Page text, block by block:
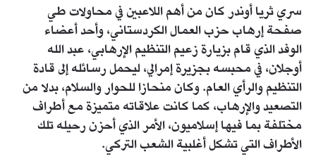
سري ثريا أوندر كان من أهم اللاعبين في محاولات طي
صفحة إرهاب حزب العمال الكردستاني، وأحد أعضاء
الوفد الذي قام بزيارة زعيم التنظيم الإرهابي، عبد الله
أوجلان، في محبسه بجزيرة إمرالي، ليحمل رسائله إلى قادة
التنظيم والرأي العام. وكان منحازا للحوار والسلام، بدلا من
التصعيد والإرهاب، كما كانت علاقاته متميزة مع أطراف
مختلفة بما فيها إسلاميون، الأمر الذي أحزن رحيله تلك
الأطراف التي تشكل أغلبية الشعب التركي.